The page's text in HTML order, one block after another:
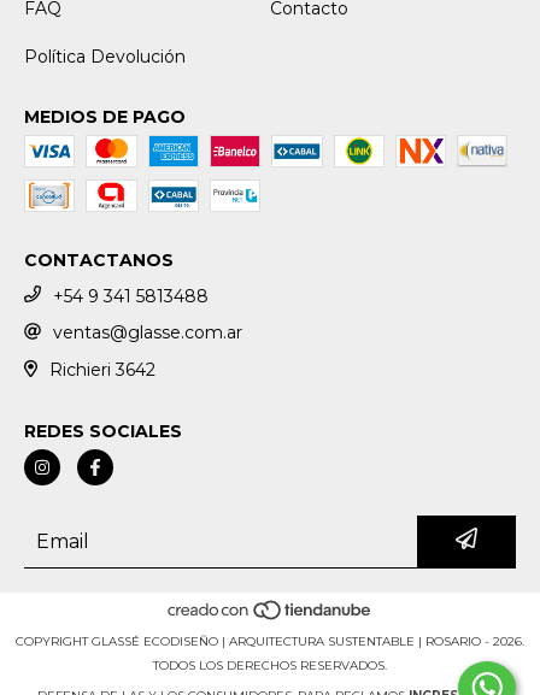
FAQ Contacto
Política Devolución
MEDIOS DE PAGO
CONTACTANOS
+54 9 341 5813488
ventas@glasse.com.ar
Richieri 3642
REDES SOCIALES
COPYRIGHT GLASSÉ ECODISEÑO | ARQUITECTURA SUSTENTABLE | ROSARIO - 2026.
TODOS LOS DERECHOS RESERVADOS.